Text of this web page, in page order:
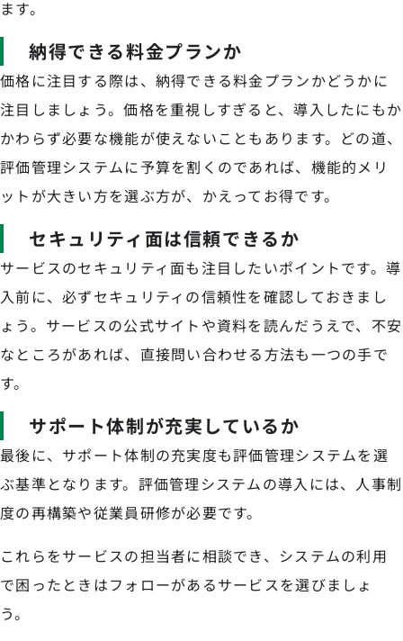
ます。
納得できる料金プランか
価格に注目する際は、納得できる料金プランかどうかに
注目しましょう。価格を重視しすぎると、導入したにもか
かわらず必要な機能が使えないこともあります。どの道、
評価管理システムに予算を割くのであれば、機能的メリ
ットが大きい方を選ぶ方が、かえってお得です。
セキュリティ面は信頼できるか
サービスのセキュリティ面も注目したいポイントです。導
入前に、必ずセキュリティの信頼性を確認しておきまし
ょう。サービスの公式サイトや資料を読んだうえで、不安
なところがあれば、直接問い合わせる方法も一つの手で
す。
サポート体制が充実しているか
最後に、サポート体制の充実度も評価管理システムを選
ぶ基準となります。評価管理システムの導入には、人事制
度の再構築や従業員研修が必要です。
これらをサービスの担当者に相談でき、システムの利用
で困ったときはフォローがあるサービスを選びましょ
う。